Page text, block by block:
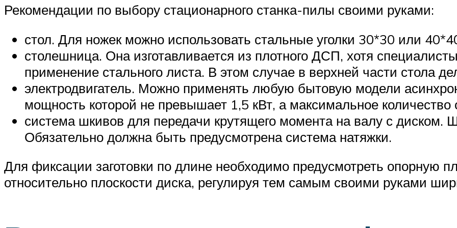
Рекомендации по выбору стационарного станка-пилы своими руками:
стол. Для ножек можно использовать стальные уголки 30*30 или
столешница. Она изготавливается из плотного ДСП, хотя
применение стального листа. В этом случае в верхней части стола
электродвигатель. Можно применять любую бытовую модели
мощность которой не превышает 1,5 кВт, а максимальное
система шкивов для передачи крутящего момента на валу с диском.
Обязательно должна быть предусмотрена система натяжки.
Для фиксации заготовки по длине необходимо предусмотреть опорную
относительно плоскости диска, регулируя тем самым своими руками